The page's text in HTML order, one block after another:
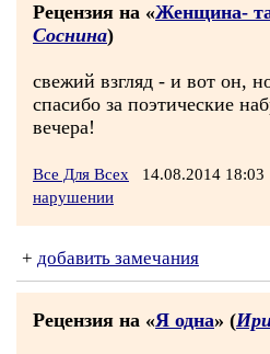
Рецензия на «Женщина-
Соснина)
свежий взгляд - и вот он,
спасибо за поэтические
вечера!
Все Для Всех 14.08.2014 18:03
нарушении
+ добавить замечания
Рецензия на «Я одна» (